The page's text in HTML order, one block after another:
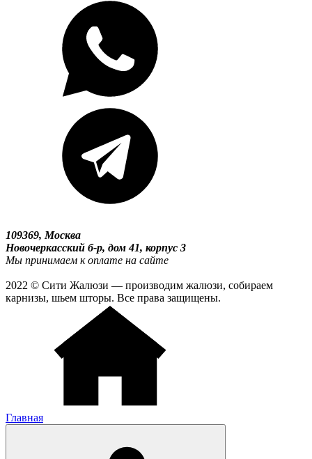
109369, Москва
Новочеркасский б-р, дом 41, корпус 3
Мы принимаем к оплате на сайте
2022 © Сити Жалюзи — производим жалюзи, собираем
карнизы, шьем шторы. Все права защищены.
Главная